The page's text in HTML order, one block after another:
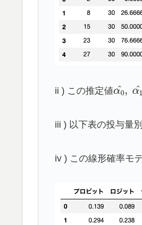
ii ) この推定値 α0 α
iii ) 以下表の投与量
iv ) この線形確率モ